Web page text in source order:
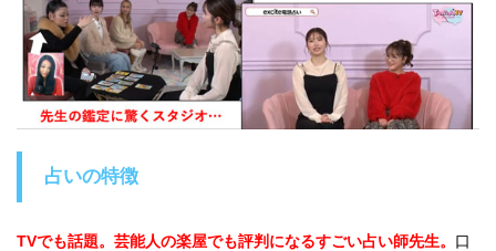
占いの特徴
TVでも話題。芸能人の楽屋でも評判になるすごい占い師先生。 口